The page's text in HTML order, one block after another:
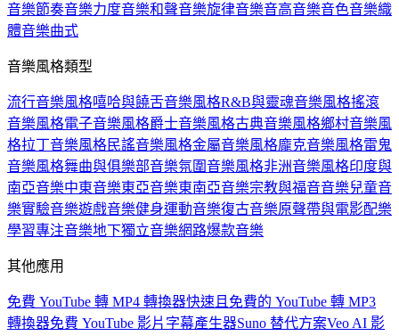
音樂節奏音樂力度音樂和聲音樂旋律音樂音高音樂音色音樂織
體音樂曲式
音樂風格類型
流行音樂風格嘻哈與饒舌音樂風格R&B與靈魂音樂風格搖滾
音樂風格電子音樂風格爵士音樂風格古典音樂風格鄉村音樂風
格拉丁音樂風格民謠音樂風格金屬音樂風格龐克音樂風格雷鬼
音樂風格舞曲與俱樂部音樂氛圍音樂風格非洲音樂風格印度與
南亞音樂中東音樂東亞音樂東南亞音樂宗教與福音音樂兒童音
樂實驗音樂遊戲音樂健身運動音樂復古音樂原聲帶與電影配樂
學習專注音樂地下獨立音樂網路爆款音樂
其他應用
免費 YouTube 轉 MP4 轉換器快速且免費的 YouTube 轉 MP3
轉換器免費 YouTube 影片字幕產生器Suno 替代方案Veo AI 影